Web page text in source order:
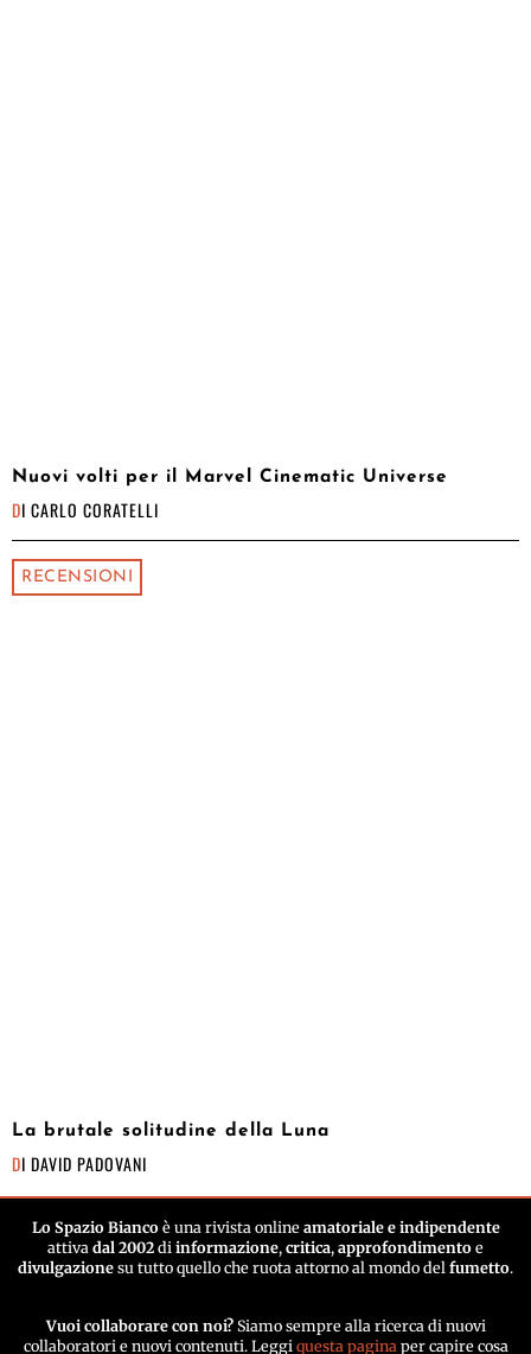
Nuovi volti per il Marvel Cinematic Universe
DI CARLO CORATELLI
RECENSIONI
La brutale solitudine della Luna
DI DAVID PADOVANI
Lo Spazio Biancoè una rivista online amatoriale e indipendente
attiva dal 2002 di informazione, critica, approfondimento e
divulgazione su tutto quello che ruota attorno al mondo del fumetto.
Vuoi collaborare con noi? Siamo sempre alla ricerca di nuovi
collaboratori e nuovi contenuti. Leggi questa pagina per capire cosa